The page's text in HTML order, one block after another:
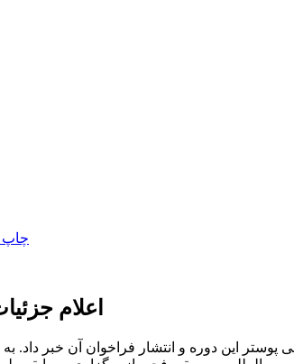
اعلام
این دوره و انتشار فراخوان آن خبر